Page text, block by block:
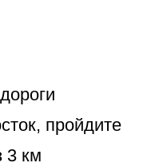
пройдите
3 км